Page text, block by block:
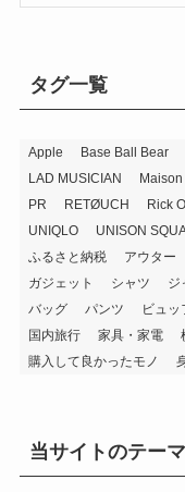
タグ一覧
Apple Base Ball Bear
LAD MUSICIAN
PR
RETØUCH Rick
UNIQLO
UNISON
ふるさと納税
アウター
ガジェット
シャツ ジ
バッグ
パンツ ビュッ
国内旅行
家具・家電
購入して良かったモノ
当サイトのテーマ